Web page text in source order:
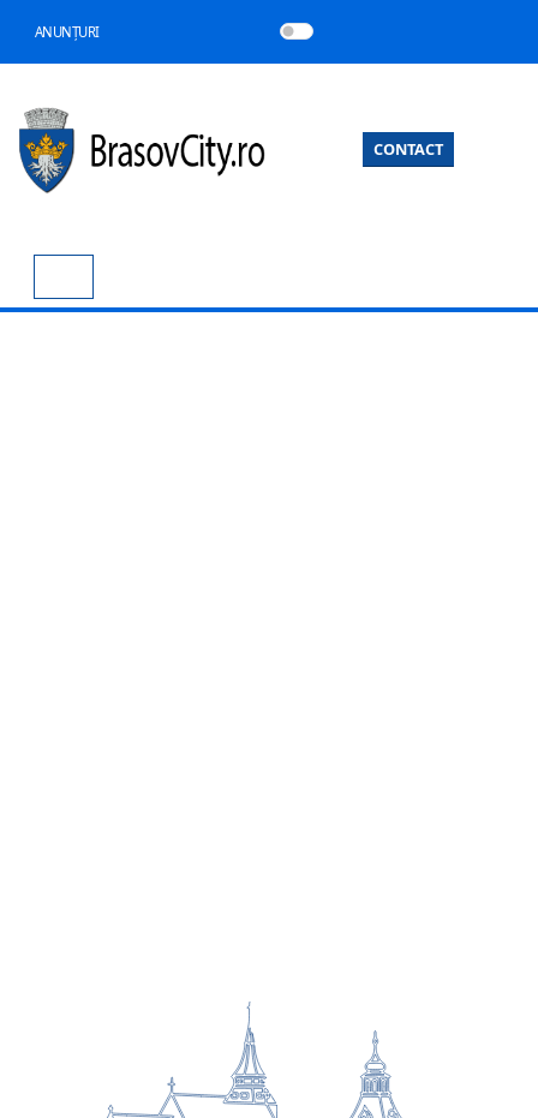
ANUNȚURI
CONTACT